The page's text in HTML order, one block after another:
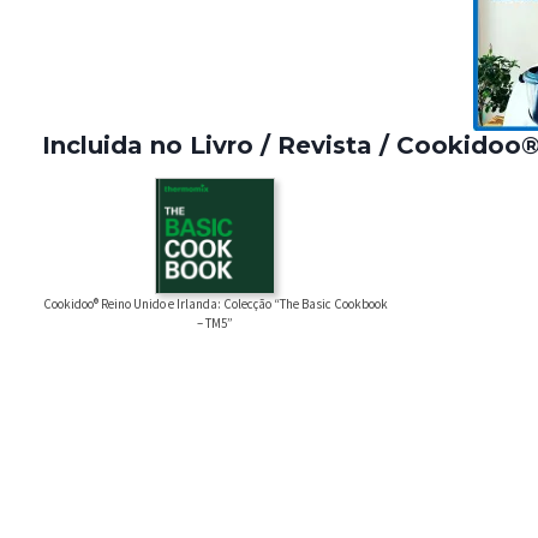
Incluida no Livro / Revista /
Cookidoo® Reino Unido e Irlanda: Colecção “The Basic Cookbook
– TM5”